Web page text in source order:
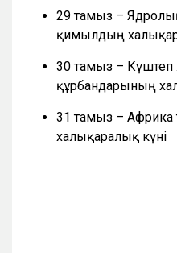
29 тамыз –
қимылдың
30 тамыз – Күштеп
құрбандарының
31 тамыз – Африка
халықаралық күні